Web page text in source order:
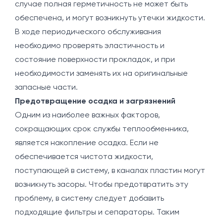
случае полная герметичность не может быть
обеспечена, и могут возникнуть утечки жидкости.
В ходе периодического обслуживания
необходимо проверять эластичность и
состояние поверхности прокладок, и при
необходимости заменять их на оригинальные
запасные части.
Предотвращение осадка и загрязнений
Одним из наиболее важных факторов,
сокращающих срок службы теплообменника,
является накопление осадка. Если не
обеспечивается чистота жидкости,
поступающей в систему, в каналах пластин могут
возникнуть засоры. Чтобы предотвратить эту
проблему, в систему следует добавить
подходящие фильтры и сепараторы. Таким